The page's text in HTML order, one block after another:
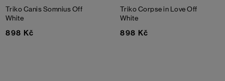
Triko Canis SomniusOff
White
898 Kč
Triko Corpse in LoveOff
White
898 Kč